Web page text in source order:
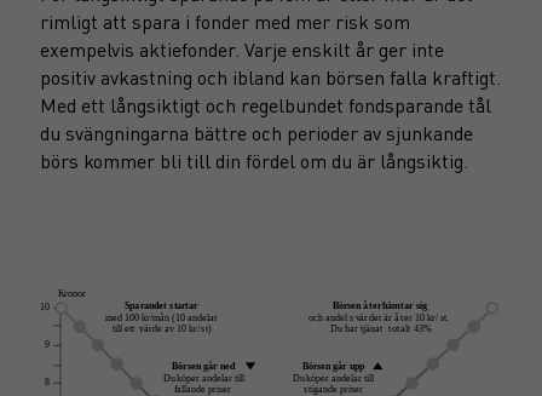
rimligt att spara i fonder med mer risk som
exempelvis aktiefonder. Varje enskilt år ger inte
positiv avkastning och ibland kan börsen falla kraftigt.
Med ett långsiktigt och regelbundet fondsparande tål
du svängningarna bättre och perioder av sjunkande
börs kommer bli till din fördel om du är långsiktig.